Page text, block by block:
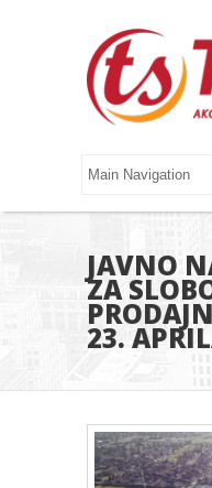
JAVNO
ZA
23.